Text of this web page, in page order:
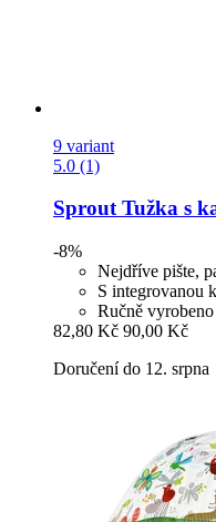
9 variant
5.0 (1)
SproutTužka s
-8%
Nejdříve pište,
S integrovanou
Ručně
82,80 Kč 90,00 Kč
Doručení do 12. srpna